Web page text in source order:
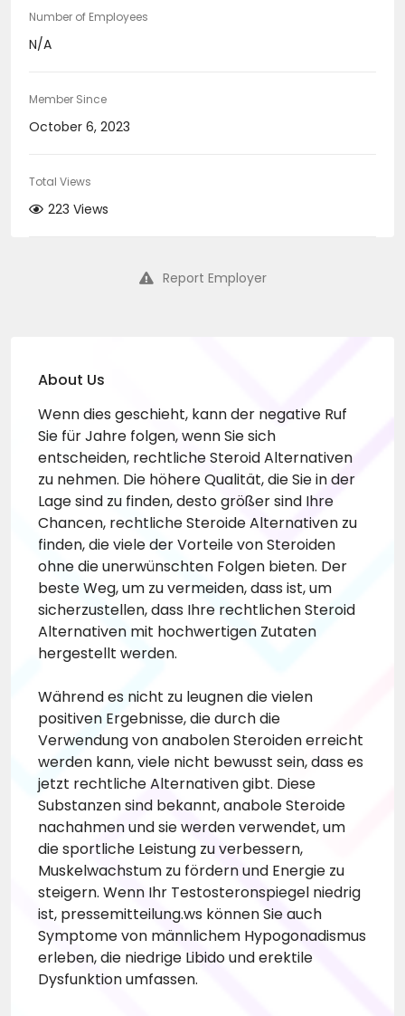
Number of Employees
N/A
Member Since
October 6, 2023
Total Views
223 Views
Report Employer
About Us
Wenn dies geschieht, kann der negative Ruf
Sie für Jahre folgen, wenn Sie sich
entscheiden, rechtliche Steroid Alternativen
zu nehmen. Die höhere Qualität, die Sie in der
Lage sind zu finden, desto größer sind Ihre
Chancen, rechtliche Steroide Alternativen zu
finden, die viele der Vorteile von Steroiden
ohne die unerwünschten Folgen bieten. Der
beste Weg, um zu vermeiden, dass ist, um
sicherzustellen, dass Ihre rechtlichen Steroid
Alternativen mit hochwertigen Zutaten
hergestellt werden.
Während es nicht zu leugnen die vielen
positiven Ergebnisse, die durch die
Verwendung von anabolen Steroiden erreicht
werden kann, viele nicht bewusst sein, dass es
jetzt rechtliche Alternativen gibt. Diese
Substanzen sind bekannt, anabole Steroide
nachahmen und sie werden verwendet, um
die sportliche Leistung zu verbessern,
Muskelwachstum zu fördern und Energie zu
steigern. Wenn Ihr Testosteronspiegel niedrig
ist, pressemitteilung.ws können Sie auch
Symptome von männlichem Hypogonadismus
erleben, die niedrige Libido und erektile
Dysfunktion umfassen.